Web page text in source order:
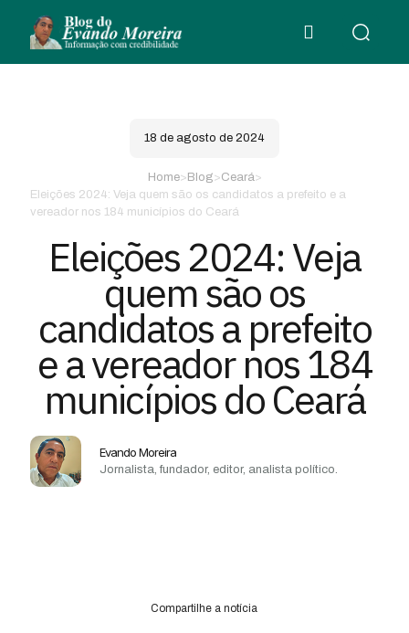
18 de agosto de 2024
Home> Blog>Ceará>
Eleições 2024: Veja quem são os candidatos a prefeito e a
vereador nos 184 municípios do Ceará
Eleições 2024: Veja
quem são os
candidatos a prefeito
e a vereador nos 184
municípios do Ceará
Evando Moreira
Jornalista, fundador, editor, analista político.
Compartilhe a notícia